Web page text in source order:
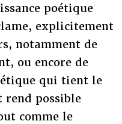
poétique
explicitement
notamment de
ou encore de
qui tient le
rend possible
comme le